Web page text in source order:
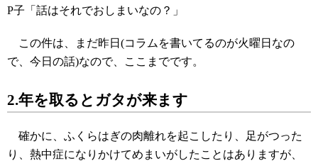
P子「話はそれでおしまいなの？」
この件は、まだ昨日(コラムを書いてるのが火曜日なの
で、今日の話)なので、ここまでです。
2.年を取るとガタが来ます
確かに、ふくらはぎの肉離れを起こしたり、足がつった
り、熱中症になりかけてめまいがしたことはありますが、